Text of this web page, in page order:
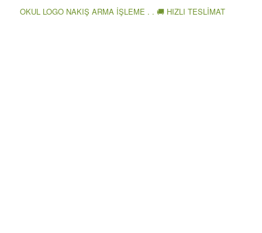
OKUL LOGO NAKIŞ ARMA İŞLEME . . 🚚 HIZLI TESLİMAT